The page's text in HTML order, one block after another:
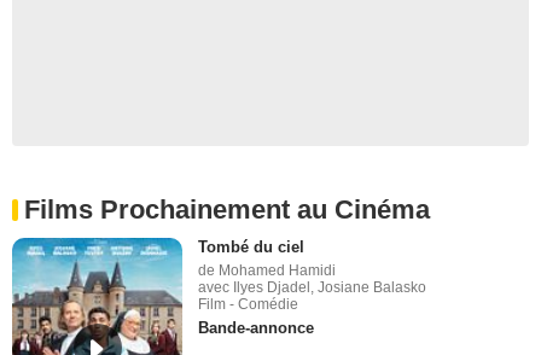
Films Prochainement au Cinéma
Tombé du ciel
de Mohamed Hamidi
avec Ilyes Djadel, Josiane Balasko
Film - Comédie
Bande-annonce